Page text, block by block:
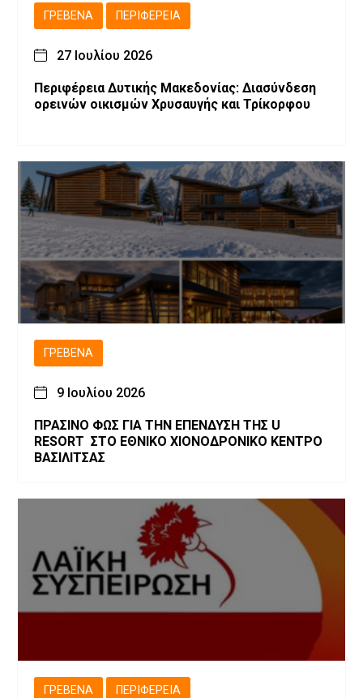
ΓΡΕΒΕΝΆ ΠΕΡΙΦΈΡΕΙΑ
27 Ιουλίου 2026
Περιφέρεια Δυτικής Μακεδονίας: Διασύνδεση
ορεινών οικισμών Χρυσαυγής και Τρίκορφου
ΓΡΕΒΕΝΆ
9 Ιουλίου 2026
ΠΡΑΣΙΝΟ ΦΩΣ ΓΙΑ ΤΗΝ ΕΠΕΝΔΥΣΗ ΤΗΣ U
RESORT ΣΤΟ ΕΘΝΙΚΟ ΧΙΟΝΟΔΡΟΝΙΚΟ ΚΕΝΤΡΟ
ΒΑΣΙΛΙΤΣΑΣ
ΓΡΕΒΕΝΆ ΠΕΡΙΦΈΡΕΙΑ